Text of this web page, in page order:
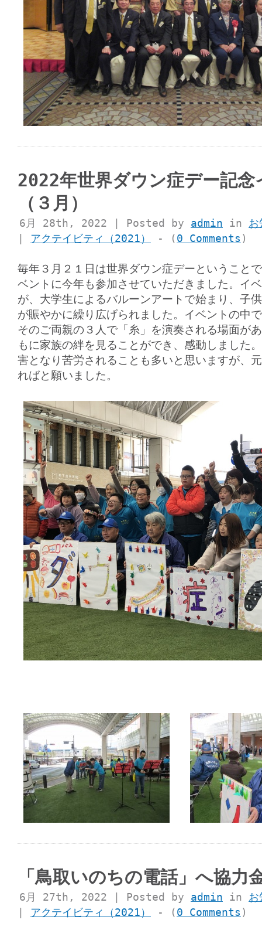
2022年世界ダウン症デー記念
（３月）
6月 28th, 2022 | Posted by admin in お
アクテイビティ（2021） - (0 Comments )
毎年３月２１日は世界ダウン症デーということ
ベントに今年も参加させていただきました。イ
が、大学生によるバルーンアートで始まり、子
が賑やかに繰り広げられました。イベントの中
そのご両親の３人で「糸」を演奏される場面が
もに家族の絆を見ることができ、感動しました
害となり苦労されることも多いと思いますが、
ればと願いました。
「鳥取いのちの電話」へ協力
6月 27th, 2022 | Posted by admin in お
アクテイビティ（2021） - (0 Comments )